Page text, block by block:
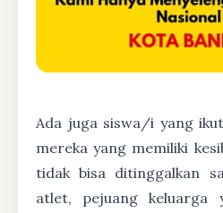
Ada juga siswa/i yang
mereka yang memiliki
tidak bisa ditinggalkan
atlet, pejuang keluarga